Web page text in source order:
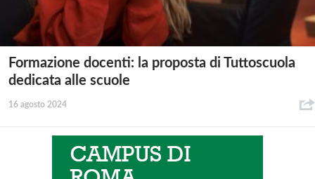
Formazione docenti: la proposta di Tuttoscuola
dedicata alle scuole
16 agosto 2024